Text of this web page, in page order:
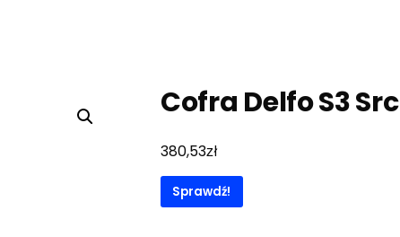
Cofra Delfo S3 Src
380,53zł
Sprawdź!